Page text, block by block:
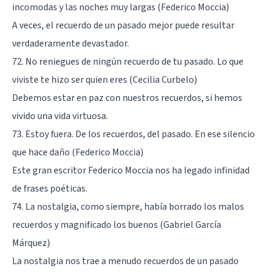
incomodas y las noches muy largas (Federico Moccia)
A veces, el recuerdo de un pasado mejor puede resultar
verdaderamente devastador.
72. No reniegues de ningún recuerdo de tu pasado. Lo que
viviste te hizo ser quien eres (Cecilia Curbelo)
Debemos estar en paz con nuestros recuerdos, si hemos
vivido una vida virtuosa.
73. Estoy fuera. De los recuerdos, del pasado. En ese silencio
que hace daño (Federico Moccia)
Este gran escritor Federico Moccia nos ha legado infinidad
de frases poéticas.
74. La nostalgia, como siempre, había borrado los malos
recuerdos y magnificado los buenos (Gabriel García
Márquez)
La nostalgia nos trae a menudo recuerdos de un pasado